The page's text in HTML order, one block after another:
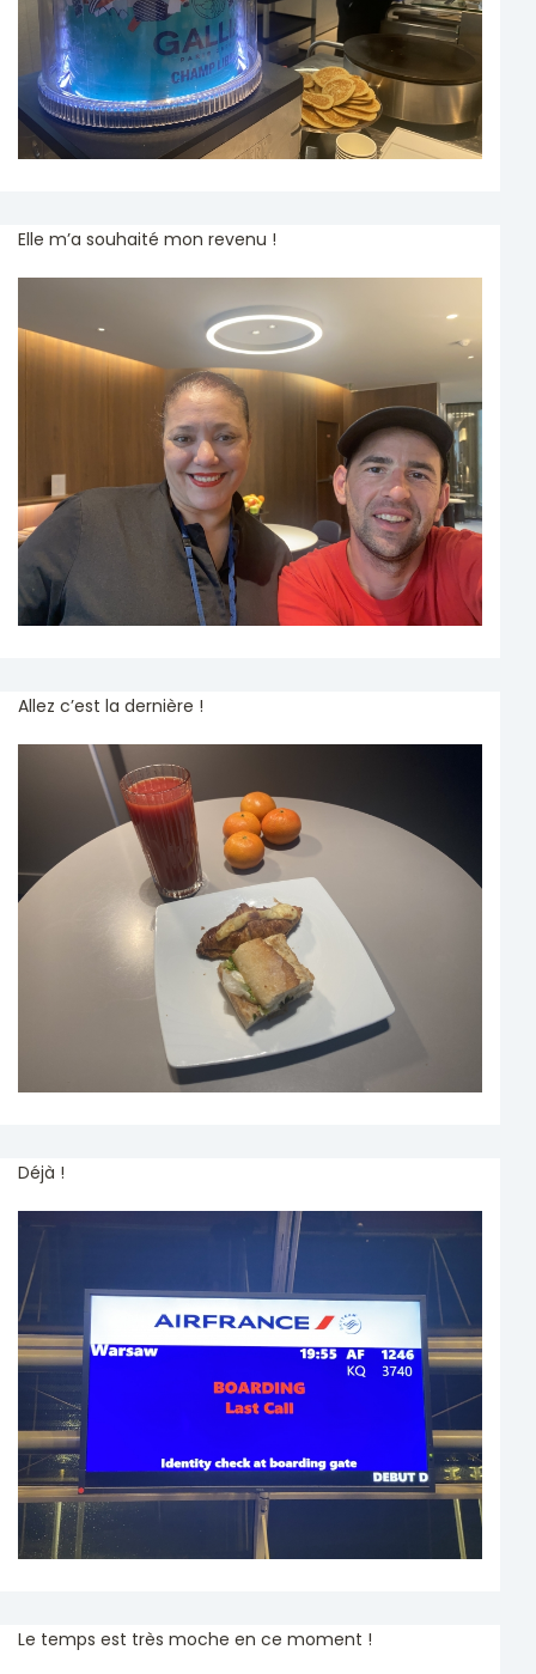
Elle m’a souhaité mon revenu !
Allez c’est la dernière !
Déjà !
Le temps est très moche en ce moment !